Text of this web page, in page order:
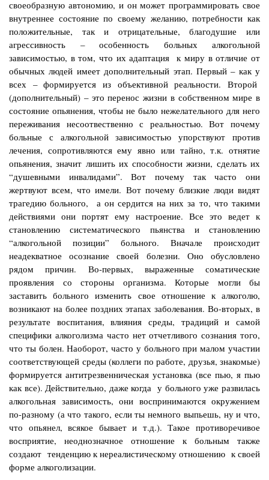
своеобразную автономию, и он может программировать свое
внутреннее состояние по своему желанию, потребности как
положительные, так и отрицательные, благодушие или
агрессивность – особенность больных алкогольной
зависимостью, в том, что их адаптация к миру в отличие от
обычных людей имеет дополнительный этап. Первый – как у
всех – формируется из объективной реальности. Второй
(дополнительный) – это перенос жизни в собственном мире в
состояние опьянения, чтобы не было нежелательного для него
переживания несоотвественно с реальностью. Вот почему
больные с алкогольной зависимостью упорствуют против
лечения, сопротивляются ему явно или тайно, т.к. отнятие
опьянения, значит лишить их способности жизни, сделать их
“душевными инвалидами”. Вот почему так часто они
жертвуют всем, что имели. Вот почему близкие люди видят
трагедию больного, а он сердится на них за то, что такими
действиями они портят ему настроение. Все это ведет к
становлению систематического пьянства и становлению
“алкогольной позиции” больного. Вначале происходит
неадекватное осознание своей болезни. Оно обусловлено
рядом причин. Во-первых, выраженные соматические
проявления со стороны организма. Которые могли бы
заставить больного изменить свое отношение к алкоголю,
возникают на более поздних этапах заболевания. Во-вторых, в
результате воспитания, влияния среды, традиций и самой
специфики алкоголизма часто нет отчетливого сознания того,
что ты болен. Наоборот, часто у больного при малом участии
соответствующей среды (коллеги по работе, друзья, знакомые)
формируется антитрезвенническая установка (все пью, я пью
как все). Действительно, даже когда у больного уже развилась
алкогольная зависимость, они воспринимаются окружением
по-разному (а что такого, если ты немного выпьешь, ну и что,
что опьянел, всякое бывает и т.д.). Такое противоречивое
восприятие, неоднозначное отношение к больным также
создают тенденцию к нереалистическому отношению к своей
форме алкоголизации.